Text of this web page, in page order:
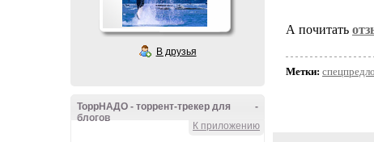
В друзья
-
ТоррНАДО - торрент-трекер для
блогов
К приложению
А почитать
Метки: